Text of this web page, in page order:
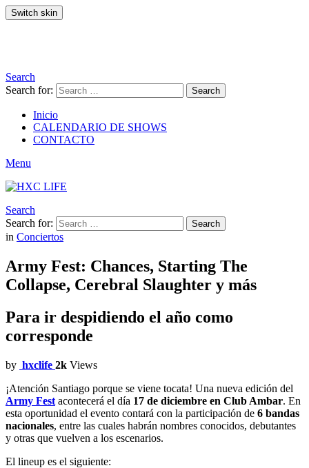
Switch skin
Search
Search for:
Search
Inicio
CALENDARIO DE SHOWS
CONTACTO
Menu
Search
Search for:
Search
in Conciertos
Army Fest: Chances, Starting The
Collapse, Cerebral Slaughter y más
Para ir despidiendo el año como
corresponde
by hxclife 2k Views
¡Atención Santiago porque se viene tocata! Una nueva edición del
Army Fest acontecerá el día 17 de diciembre en Club Ambar. En
esta oportunidad el evento contará con la participación de 6 bandas
nacionales, entre las cuales habrán nombres conocidos, debutantes
y otras que vuelven a los escenarios.
El lineup es el siguiente: